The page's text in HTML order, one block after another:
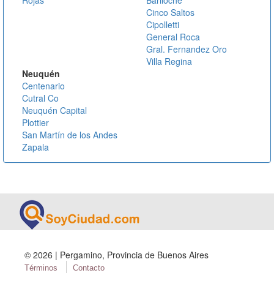
Cinco Saltos
Cipolletti
General Roca
Gral. Fernandez Oro
Villa Regina
Neuquén
Centenario
Cutral Co
Neuquén Capital
Plottier
San Martín de los Andes
Zapala
© 2026 | Pergamino, Provincia de Buenos Aires
Términos Contacto